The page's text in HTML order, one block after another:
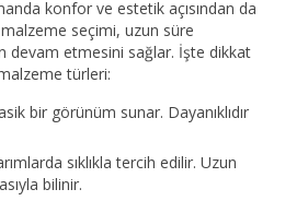
konfor ve estetik açısından da
seçimi, uzun süre
devam etmesini sağlar. İşte dikkat
türleri:
bir görünüm sunar. Dayanıklıdır
sıklıkla tercih edilir. Uzun
bilinir.